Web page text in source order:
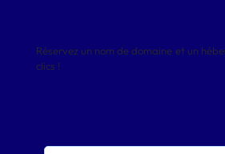
Réservez un nom de domaine et un
clics !